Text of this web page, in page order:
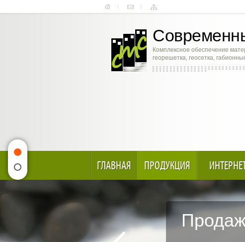
Комплексное обеспечение
георешетка, геосетка,
ГЛАВНАЯ ПРОДУКЦИЯ